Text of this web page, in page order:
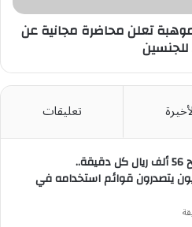
تعلن محاضرة مجانية عن
تعليقات
بوكينغ يربح 56 ألف ريال كل دقيقة..
يتصدرون قوائم استخدامه في